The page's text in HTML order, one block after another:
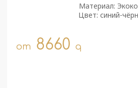
Материал:
Цвет: синий-
от 8660 q